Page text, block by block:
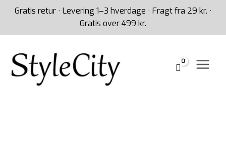
Gratis retur · Levering 1–3 hverdage · Fragt fra 29 kr. ·
Gratis over 499 kr.